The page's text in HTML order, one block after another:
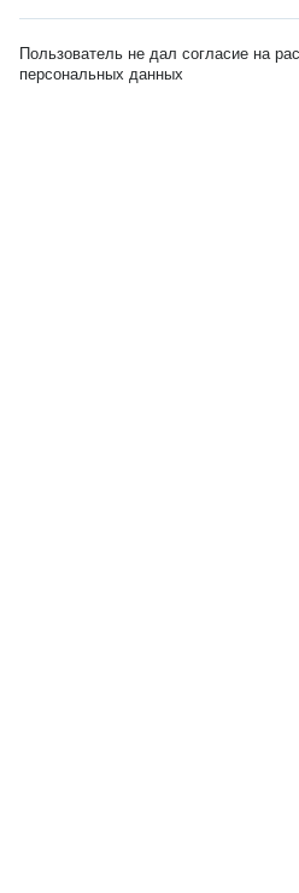
Пользователь не дал согласие на
персональных данных